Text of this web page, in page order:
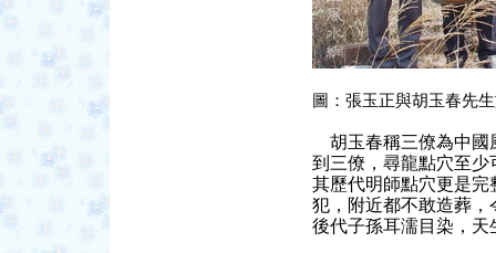
圖：張玉正與胡玉春先
胡玉春稱三僚為中國
到三僚，尋龍點穴至
其歷代明師點穴更是
犯，附近都不敢造葬
後代子孫耳濡目染，天